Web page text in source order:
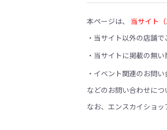
本ページは、 当サイト
当サイト以外の店舗で
当サイトに掲載の無い
イベント関連のお問い
などのお問い合わせにつ
なお、エンスカイショッ